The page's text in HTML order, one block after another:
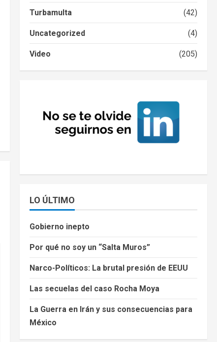
Turbamulta (42)
Uncategorized (4)
Video (205)
LO ÚLTIMO
Gobierno inepto
Por qué no soy un “Salta Muros”
Narco-Políticos: La brutal presión de EEUU
Las secuelas del caso Rocha Moya
La Guerra en Irán y sus consecuencias para
México